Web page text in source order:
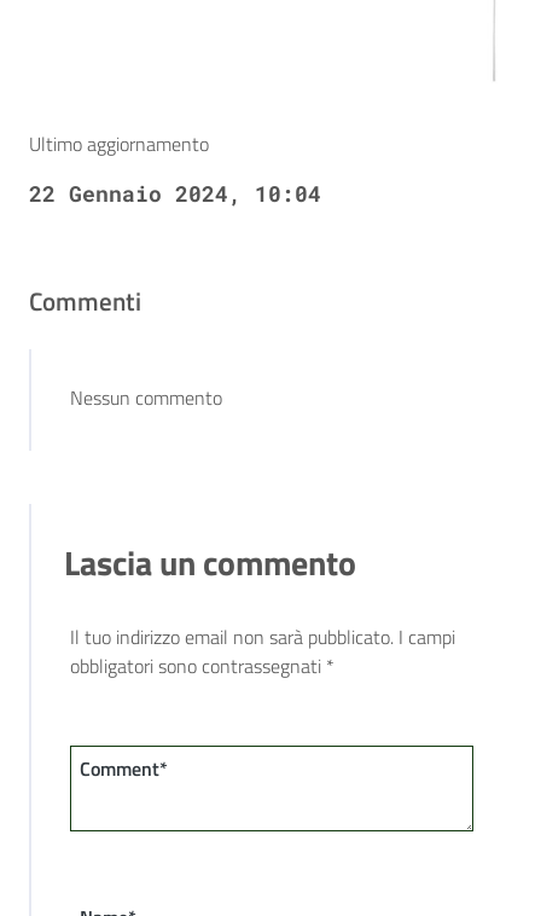
Ultimo aggiornamento
22 Gennaio 2024, 10:04
Commenti
Nessun commento
Lascia un commento
Il tuo indirizzo email non sarà pubblicato. I campi
obbligatori sono contrassegnati *
Comment*